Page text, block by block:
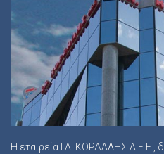
Η εταιρεία Ι.Α. ΚΟΡΔΑΛΗΣ Α.Ε.Ε.,